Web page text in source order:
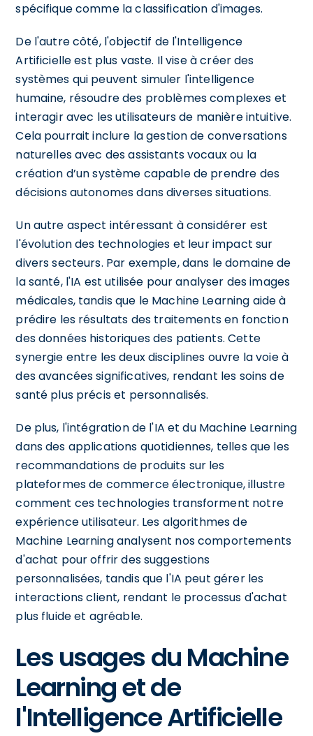
spécifique comme la classification d'images.
De l'autre côté, l'objectif de l'Intelligence
Artificielle est plus vaste. Il vise à créer des
systèmes qui peuvent simuler l'intelligence
humaine, résoudre des problèmes complexes et
interagir avec les utilisateurs de manière intuitive.
Cela pourrait inclure la gestion de conversations
naturelles avec des assistants vocaux ou la
création d’un système capable de prendre des
décisions autonomes dans diverses situations.
Un autre aspect intéressant à considérer est
l'évolution des technologies et leur impact sur
divers secteurs. Par exemple, dans le domaine de
la santé, l'IA est utilisée pour analyser des images
médicales, tandis que le Machine Learning aide à
prédire les résultats des traitements en fonction
des données historiques des patients. Cette
synergie entre les deux disciplines ouvre la voie à
des avancées significatives, rendant les soins de
santé plus précis et personnalisés.
De plus, l'intégration de l'IA et du Machine Learning
dans des applications quotidiennes, telles que les
recommandations de produits sur les
plateformes de commerce électronique, illustre
comment ces technologies transforment notre
expérience utilisateur. Les algorithmes de
Machine Learning analysent nos comportements
d'achat pour offrir des suggestions
personnalisées, tandis que l'IA peut gérer les
interactions client, rendant le processus d'achat
plus fluide et agréable.
Les usages du Machine
Learning et de
l'Intelligence Artificielle